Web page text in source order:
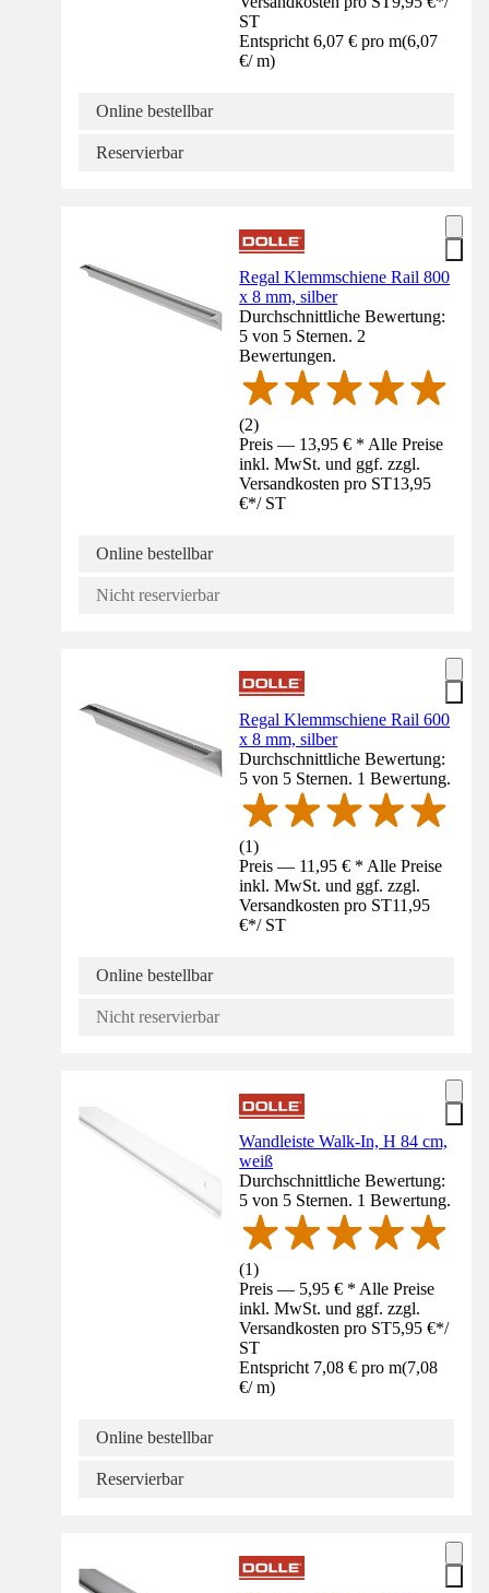
ST
Entspricht 6,07 € pro m(6,07
€/ m)
Online bestellbar
Reservierbar
Regal Klemmschiene Rail 800
x 8 mm, silber
Durchschnittliche Bewertung:
5 von 5 Sternen. 2
Bewertungen.
(2)
Preis — 13,95 € * Alle Preise
inkl. MwSt. und ggf. zzgl.
Versandkosten pro ST13,95
€*/ ST
Online bestellbar
Nicht reservierbar
Regal Klemmschiene Rail 600
x 8 mm, silber
Durchschnittliche Bewertung:
5 von 5 Sternen. 1 Bewertung.
(1)
Preis — 11,95 € * Alle Preise
inkl. MwSt. und ggf. zzgl.
Versandkosten pro ST11,95
€*/ ST
Online bestellbar
Nicht reservierbar
Wandleiste Walk-In, H 84 cm,
weiß
Durchschnittliche Bewertung:
5 von 5 Sternen. 1 Bewertung.
(1)
Preis — 5,95 € * Alle Preise
inkl. MwSt. und ggf. zzgl.
Versandkosten pro ST5,95 €*/
ST
Entspricht 7,08 € pro m(7,08
€/ m)
Online bestellbar
Reservierbar